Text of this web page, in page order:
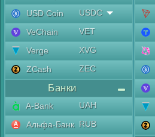
USD Coin
USDC
VeChain
VET
Verge
XVG
ZCash
ZEC
Банки
A-Bank
UAH
Альфа-Банк RUB